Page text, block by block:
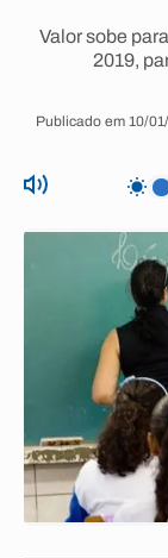
Valor sobe
2019,
Publicado em 10/